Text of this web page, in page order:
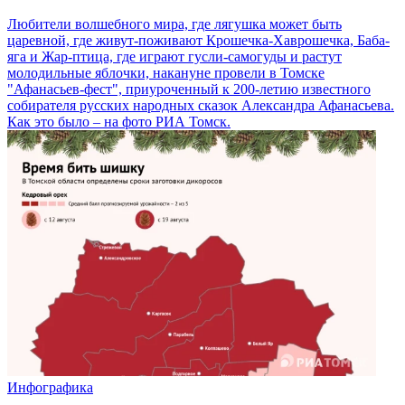
Любители волшебного мира, где лягушка может быть
царевной, где живут-поживают Крошечка-Хаврошечка, Баба-
яга и Жар-птица, где играют гусли-самогуды и растут
молодильные яблочки, накануне провели в Томске
"Афанасьев-фест", приуроченный к 200-летию известного
собирателя русских народных сказок Александра Афанасьева.
Как это было – на фото РИА Томск.
Инфографика